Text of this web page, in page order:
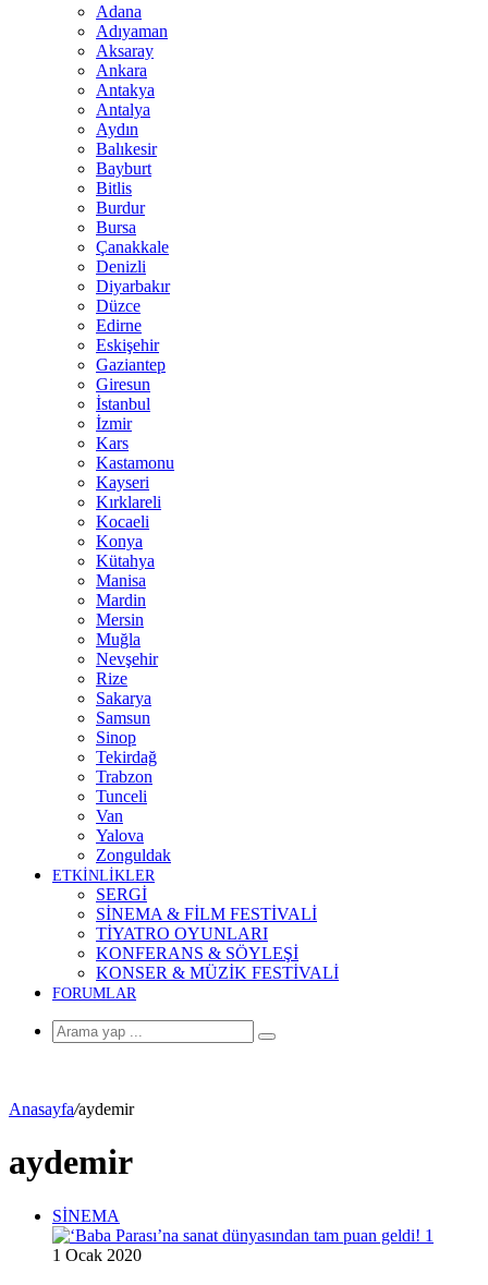
Adana
Adıyaman
Aksaray
Ankara
Antakya
Antalya
Aydın
Balıkesir
Bayburt
Bitlis
Burdur
Bursa
Çanakkale
Denizli
Diyarbakır
Düzce
Edirne
Eskişehir
Gaziantep
Giresun
İstanbul
İzmir
Kars
Kastamonu
Kayseri
Kırklareli
Kocaeli
Konya
Kütahya
Manisa
Mardin
Mersin
Muğla
Nevşehir
Rize
Sakarya
Samsun
Sinop
Tekirdağ
Trabzon
Tunceli
Van
Yalova
Zonguldak
ETKİNLİKLER
SERGİ
SİNEMA & FİLM FESTİVALİ
TİYATRO OYUNLARI
KONFERANS & SÖYLEŞİ
KONSER & MÜZİK FESTİVALİ
FORUMLAR
Arama
Anasayfa/aydemir
aydemir
SİNEMA
1 Ocak 2020